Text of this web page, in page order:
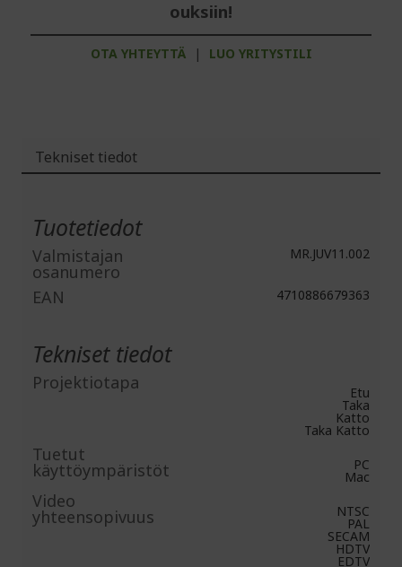
ouksiin!
OTA YHTEYTTÄ | LUO YRITYSTILI
Tekniset tiedot
Tuotetiedot
Valmistajan
osanumero
MR.JUV11.002
EAN 4710886679363
Tekniset tiedot
Projektiotapa Etu
Taka
Katto
Taka Katto
Tuetut
käyttöympäristöt PC
Mac
Video
yhteensopivuus NTSC
PAL
SECAM
HDTV
EDTV